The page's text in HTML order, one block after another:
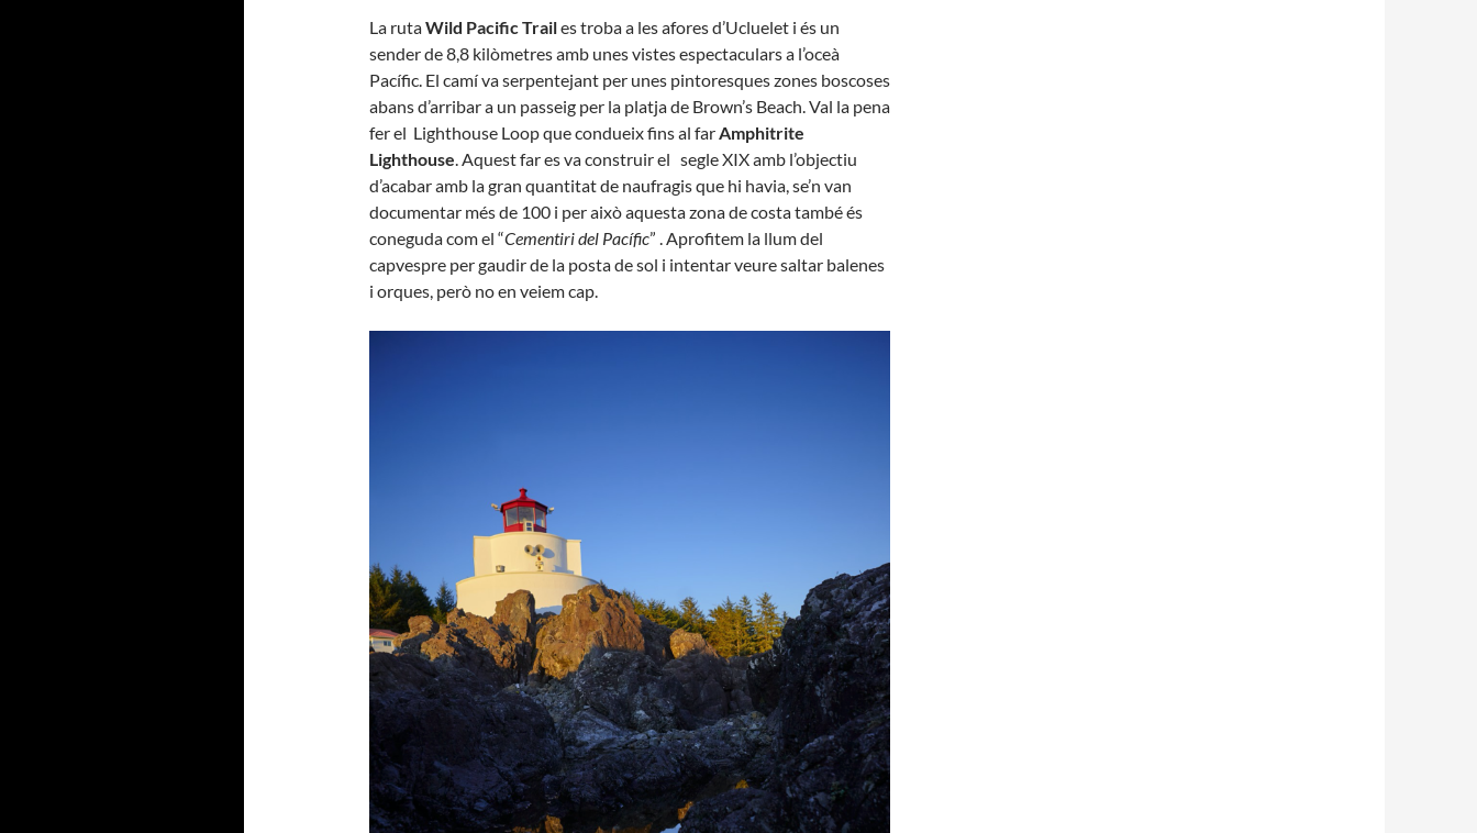
La rutaWild Pacific Trailes troba a les afores d’Ucluelet i és un
sender de 8,8 kilòmetres amb unes vistes espectaculars a l’oceà
Pacífic. El camí va serpentejant per unes pintoresques zones boscoses
abans d’arribar a un passeig per la platja de Brown’s Beach. Val la pena
fer el Lighthouse Loop que condueix fins al farAmphitrite
Lighthouse. Aquest far es va construir el segle XIX amb l’objectiu
d’acabar amb la gran quantitat de naufragis que hi havia, se’n van
documentar més de 100 i per això aquesta zona de costa també és
coneguda com el “Cementiri del Pacífic” . Aprofitem la llum del
capvespre per gaudir de la posta de sol i intentar veure saltar balenes
i orques, però no en veiem cap.